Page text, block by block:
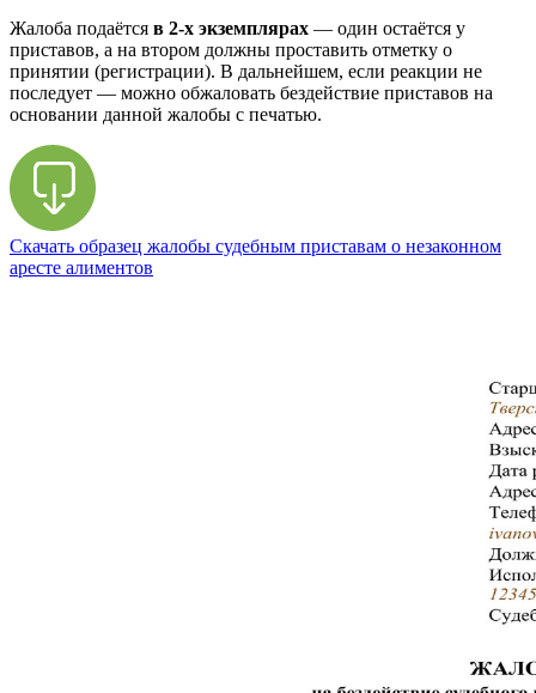
Жалоба подаётся в 2-х экземплярах — один остаётся у
приставов, а на втором должны проставить отметку о
принятии (регистрации). В дальнейшем, если реакции не
последует — можно обжаловать бездействие приставов на
основании данной жалобы с печатью.
Скачать образец жалобы судебным приставам о незаконном
аресте алиментов